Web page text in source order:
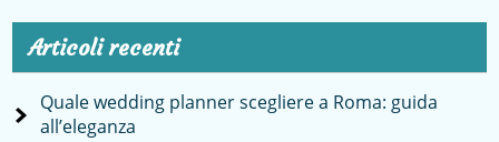
Articoli recenti
Quale wedding planner scegliere a Roma: guida
all’eleganza